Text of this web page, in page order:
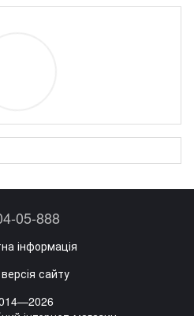
05-888
інформація
сайту